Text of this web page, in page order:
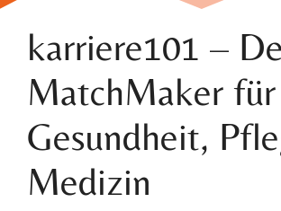
karriere101 –
MatchMaker für
Gesundheit,
Medizin